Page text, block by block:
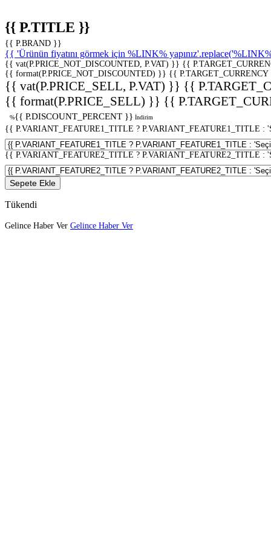
{{ P.TITLE }}
{{ P.BRAND }}
{{ 'Ürünün fiyatını görmek için %LINK%
{{ vat(P.PRICE_NOT_DISCOUNTED, P.VAT) }} {{
{{ format(P.PRICE_NOT_DISCOUNTED) }} {{
{{ vat(P.PRICE_SELL, P.VAT) }} {{
{{ format(P.PRICE_SELL) }} {{
%{{ P.DISCOUNT_PERCENT }} İndirim
{{ P.VARIANT_FEATURE1_TITLE ? P.VARIANT_FEATURE1_TITLE :
{{ P.VARIANT_FEATURE2_TITLE ? P.VARIANT_FEATURE2_TITLE :
Sepete Ekle
Tükendi
Gelince Haber Ver Gelince Haber Ver